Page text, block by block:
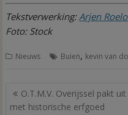
Tekstverwerking: Arjen
Foto: Stock
Nieuws Buien, kevin van
Bericht
navigatie
O.T.M.V. Overijssel pakt uit
met historische erfgoed